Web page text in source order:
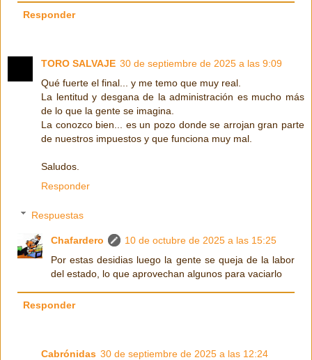
Responder
TORO SALVAJE 30 de septiembre de 2025 a las 9:09
Qué fuerte el final... y me temo que muy real.
La lentitud y desgana de la administración es mucho más
de lo que la gente se imagina.
La conozco bien... es un pozo donde se arrojan gran parte
de nuestros impuestos y que funciona muy mal.
Saludos.
Responder
Respuestas
Chafardero
10 de octubre de 2025 a las 15:25
Por estas desidias luego la gente se queja de la labor
del estado, lo que aprovechan algunos para vaciarlo
Responder
Cabrónidas 30 de septiembre de 2025 a las 12:24